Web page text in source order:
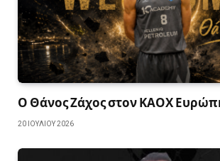
Ο Θάνος Ζάχος στον ΚΑΟΧ
20 ΙΟΥΛΊΟΥ 2026